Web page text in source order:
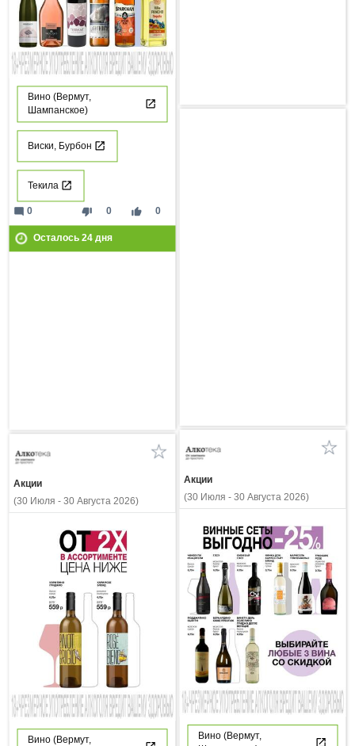
Вино (Вермут,
Шампанское)
Виски, Бурбон
Текила
thumb_down 0 thumb_up 0
mode_comment 0
Осталось 24дня
Акции
(30 Июля - 30 Августа 2026)
Вино (Вермут,
Акции
(30 Июля - 30 Августа 2026)
Вино (Вермут,